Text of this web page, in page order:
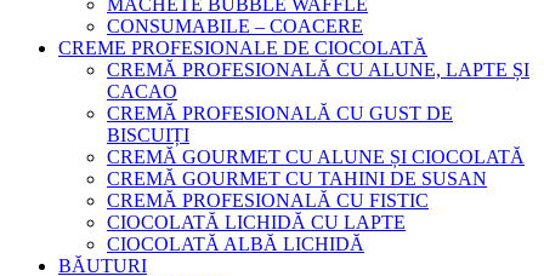
CONSUMABILE – COACERE
CREME PROFESIONALE DE CIOCOLATĂ
CREMĂ PROFESIONALĂ CU ALUNE, LAPTE ȘI
CACAO
CREMĂ PROFESIONALĂ CU GUST DE
BISCUIȚI
CREMĂ GOURMET CU ALUNE ȘI CIOCOLATĂ
CREMĂ GOURMET CU TAHINI DE SUSAN
CREMĂ PROFESIONALĂ CU FISTIC
CIOCOLATĂ LICHIDĂ CU LAPTE
CIOCOLATĂ ALBĂ LICHIDĂ
BĂUTURI